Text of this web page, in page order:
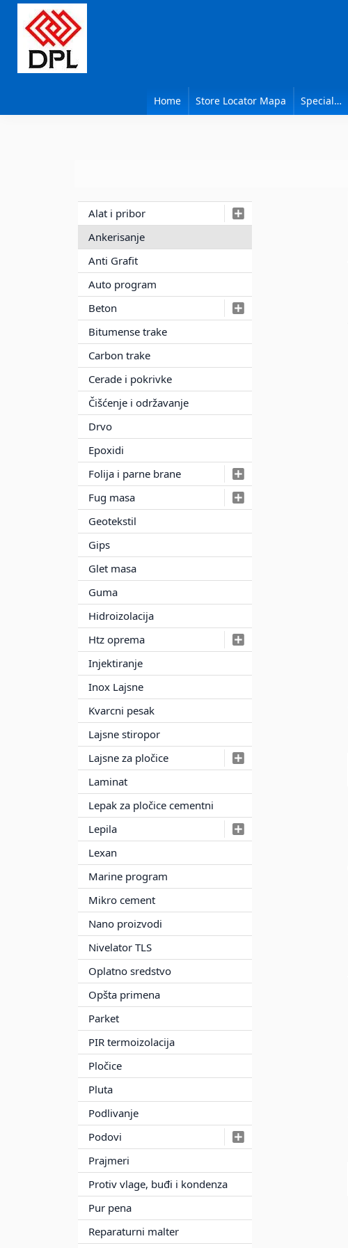
primary
navigation
main
content
primary
sidebar
Mapei
Home Store Locator Mapa Special…
Primary
Sidebar
Alat i pribor
Ankerisanje
Anti Grafit
Auto program
Beton
Bitumense trake
Carbon trake
Cerade i pokrivke
Čišćenje i održavanje
Drvo
Epoxidi
Folija i parne brane
Fug masa
Geotekstil
Gips
Glet masa
Guma
Hidroizolacija
Htz oprema
Injektiranje
Inox Lajsne
Kvarcni pesak
Lajsne stiropor
Lajsne za pločice
Laminat
Lepak za pločice cementni
Lepila
Lexan
Marine program
Mikro cement
Nano proizvodi
Nivelator TLS
Oplatno sredstvo
Opšta primena
Parket
PIR termoizolacija
Pločice
Pluta
Podlivanje
Podovi
Prajmeri
Protiv vlage, buđi i kondenza
Pur pena
Reparaturni malter